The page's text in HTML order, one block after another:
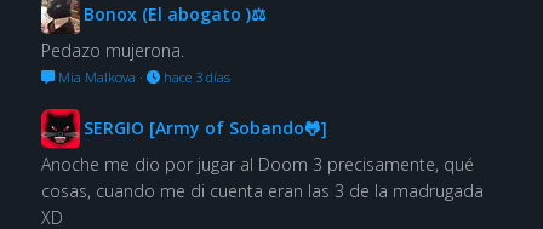
Bonox (El abogato )⚖
Pedazo mujerona.
Mia Malkova · hace 3 días
SERGIO [Army of Sobando🐸]
Anoche me dio por jugar al Doom 3 precisamente, qué
cosas, cuando me di cuenta eran las 3 de la madrugada
XD